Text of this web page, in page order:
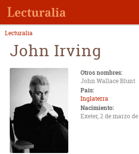
Lecturalia
John Irving
Otros nombres:
John Wallace Blunt
País:
Inglaterra
Nacimiento:
Exeter, 2 de marzo de